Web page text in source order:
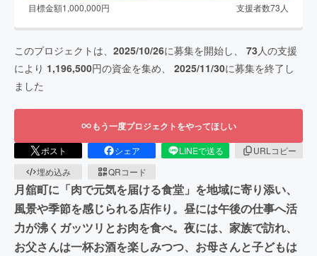
目標金額1,000,000円 支援者数73 人
このプロジェクトは、 2025/10/26に募集を開始し、 73 人の支援
により 1,196,500円の資金を集め、 2025/11/30に募集を終了し
ました
もう一度プロジェクトをやってほしい
ポスト シェア LINEで送る
URLコピー
埋め込み
QRコード
月舘町に「肉で元気を届ける食堂」を地域に寄り添い、
風景や季節を感じられる店作り。昼には午後の仕事へ活
力が沸くガッツリとお肉を食べ。夜には、家族で訪れ、
お父さんは一杯お酒を楽しみつつ、お母さんと子どもは